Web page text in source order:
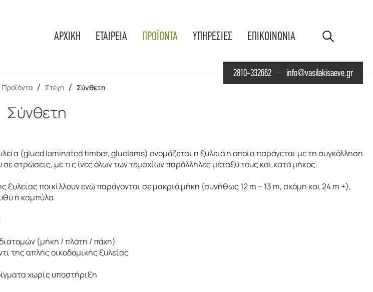
ΑΡΧΙΚΗ ΕΤΑΙΡΕΙΑ ΠΡΟΪΟΝΤΑ ΥΠΗΡΕΣΙΕΣ ΕΠΙΚΟΙΝΩΝΙΑ
2810-332662 info@vasilakisaeve.gr
Προϊόντα / Στέγη / Σύνθετη
Σύνθετη
(glued laminated timber, gluelams) ονομάζεται η ξυλειά η οποία παράγεται με τη συγκόλληση
στρώσεις, με τις ίνες όλων των τεμαχίων παράλληλες μεταξύ τους και κατά μήκος.
ξυλείας ποικίλλουν ενώ παράγονται σε μακριά μήκη (συνήθως 12 m – 13 m, ακόμη και 24 m +),
ή καμπύλο.
(μήκη / πλάτη / πάχη)
της απλής οικοδομικής ξυλείας
χωρίς υποστήριξη